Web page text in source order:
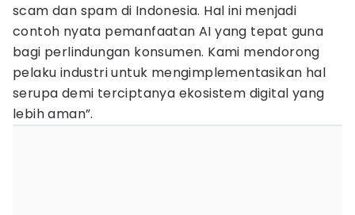
scam dan spam di Indonesia. Hal ini menjadi
contoh nyata pemanfaatan AI yang tepat guna
bagi perlindungan konsumen. Kami mendorong
pelaku industri untuk mengimplementasikan hal
serupa demi terciptanya ekosistem digital yang
lebih aman”.